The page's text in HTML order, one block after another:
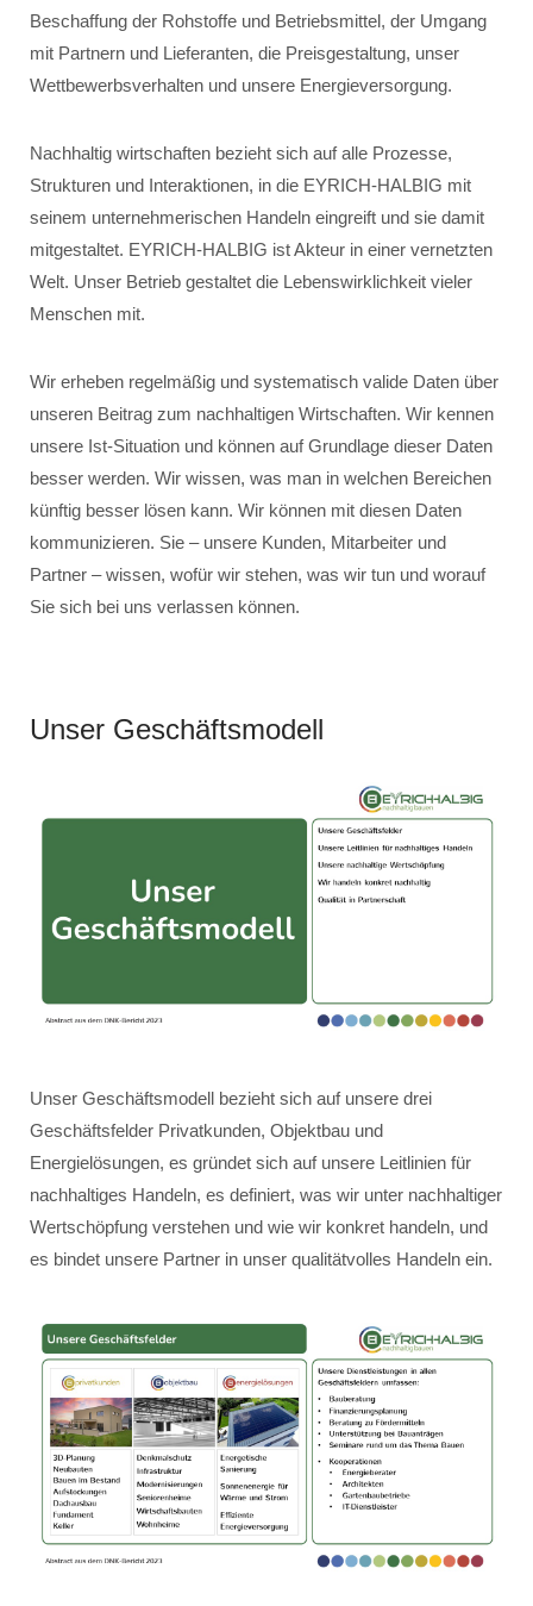
Beschaffung der Rohstoffe und Betriebsmittel, der Umgang
mit Partnern und Lieferanten, die Preisgestaltung, unser
Wettbewerbsverhalten und unsere Energieversorgung.
Nachhaltig wirtschaften bezieht sich auf alle Prozesse,
Strukturen und Interaktionen, in die EYRICH-HALBIG mit
seinem unternehmerischen Handeln eingreift und sie damit
mitgestaltet. EYRICH-HALBIG ist Akteur in einer vernetzten
Welt. Unser Betrieb gestaltet die Lebenswirklichkeit vieler
Menschen mit.
Wir erheben regelmäßig und systematisch valide Daten über
unseren Beitrag zum nachhaltigen Wirtschaften. Wir kennen
unsere Ist-Situation und können auf Grundlage dieser Daten
besser werden. Wir wissen, was man in welchen Bereichen
künftig besser lösen kann. Wir können mit diesen Daten
kommunizieren. Sie – unsere Kunden, Mitarbeiter und
Partner – wissen, wofür wir stehen, was wir tun und worauf
Sie sich bei uns verlassen können.
Unser Geschäftsmodell
Unser Geschäftsmodell bezieht sich auf unsere drei
Geschäftsfelder Privatkunden, Objektbau und
Energielösungen, es gründet sich auf unsere Leitlinien für
nachhaltiges Handeln, es definiert, was wir unter nachhaltiger
Wertschöpfung verstehen und wie wir konkret handeln, und
es bindet unsere Partner in unser qualitätvolles Handeln ein.